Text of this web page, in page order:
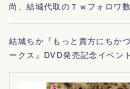
尚、結城代取のＴｗフォロワ
結城ちか『もっと貴方にちか
ークス』DVD発売記念イベント